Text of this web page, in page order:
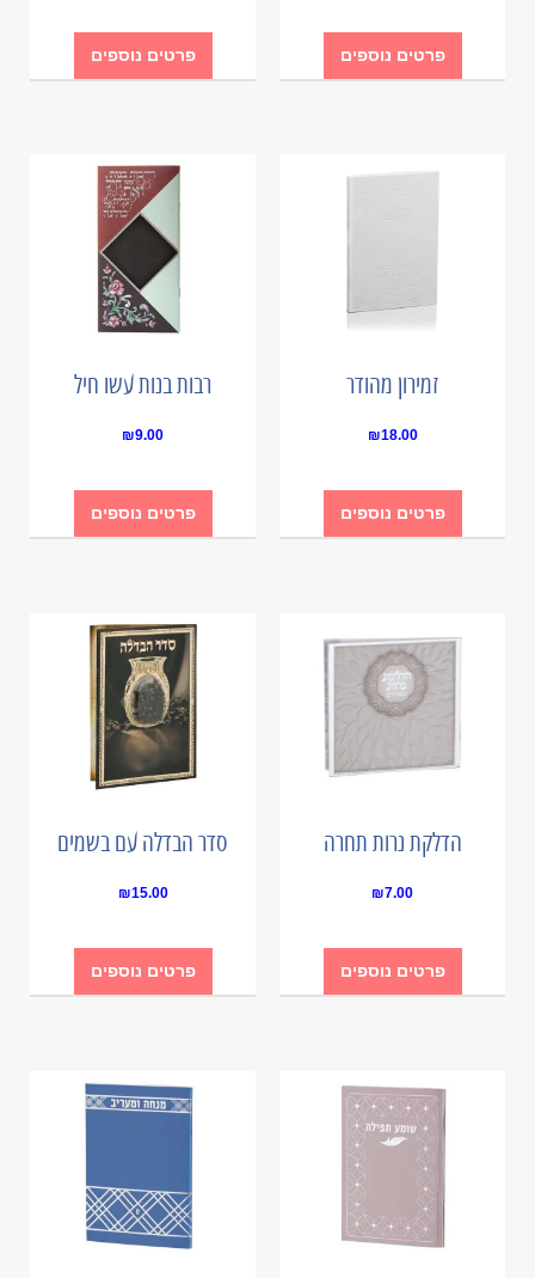
פרטים נוספים פרטים נוספים
זמירון מהודר
₪18.00
פרטים נוספים
רבות בנות עשו חיל
₪9.00
פרטים נוספים
הדלקת נרות תחרה
₪7.00
פרטים נוספים
סדר הבדלה עם בשמים
₪15.00
פרטים נוספים